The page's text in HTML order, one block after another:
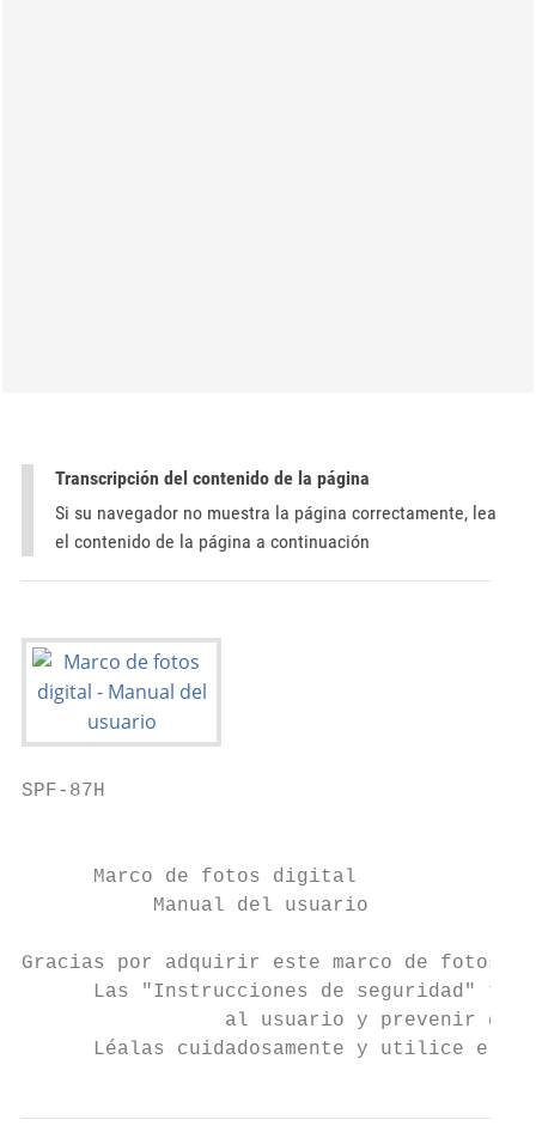
Transcripción del contenido de la página
Si su navegador no muestra la página correctamente, lea
el contenido de la página a continuación
SPF-87H
      Marco de fotos digital
           Manual del usuario
Gracias por adquirir este marco de fotos
Las "Instrucciones de seguridad"
al usuario y prevenir
Léalas cuidadosamente y utilice el